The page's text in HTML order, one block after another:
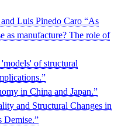
Luis Pinedo Caro “As
as manufacture? The role of
of structural
in China and Japan.”
and Structural Changes in
Demise.”